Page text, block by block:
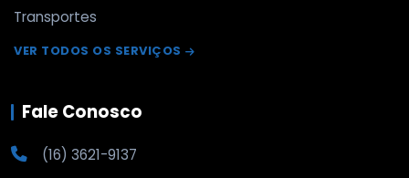
Transportes
VER TODOS OS SERVIÇOS
Fale Conosco
(16) 3621-9137